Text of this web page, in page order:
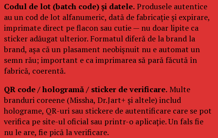
Codul de lot (batch code) și datele.Produsele autentice
au un cod de lot alfanumeric, dată de fabricație și expirare,
imprimate direct pe flacon sau cutie — nu doar lipite ca
sticker adăugat ulterior. Formatul diferă de la brand la
brand, așa că un plasament neobișnuit nu e automat un
semn rău; important e ca imprimarea să pară făcută în
fabrică, coerentă.
QR code / hologramă / sticker de verificare.Multe
branduri coreene (Missha, Dr.Jart+ și altele) includ
holograme, QR-uri sau stickere de autentificare care se pot
verifica pe site-ul oficial sau printr-o aplicație. Un fals fie
nu le are, fie pică la verificare.